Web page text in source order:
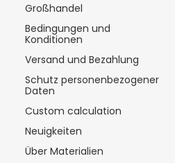
Großhandel
Bedingungen und
Konditionen
Versand und Bezahlung
Schutz personenbezogener
Daten
Custom calculation
Neuigkeiten
Über Materialien